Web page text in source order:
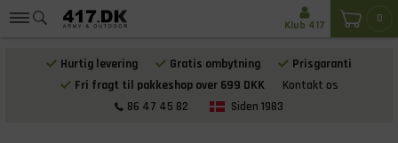
Hurtig levering Gratis ombytning
Prisgaranti
Fri fragt til pakkeshop over 699 DKK
Kontakt os
86 47 45 82
Siden 1983
0
Klub 417